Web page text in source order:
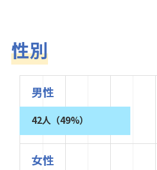
性別
男性
42人（49%）
女性